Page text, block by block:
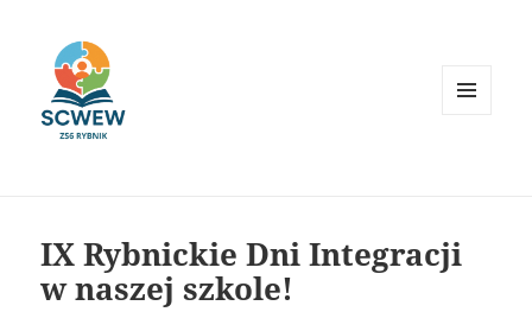
IX Rybnickie Dni Integracji
w naszej szkole!